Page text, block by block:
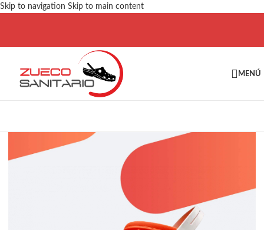
Skip to navigation Skip to main content
MENÚ